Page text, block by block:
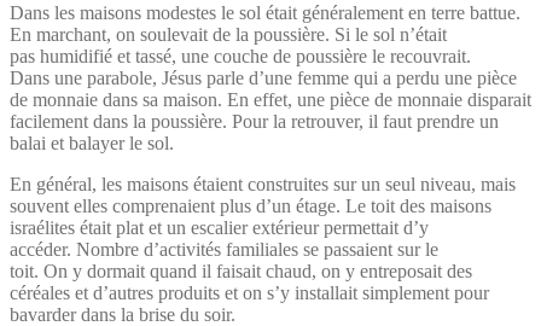
Dans les maisons modestes le sol était généralement en terre battue.
En marchant, on soulevait de la poussière. Si le sol n’était
pas humidifié et tassé, une couche de poussière le recouvrait.
Dans une parabole, Jésus parle d’une femme qui a perdu une pièce
de monnaie dans sa maison. En effet, une pièce de monnaie disparait
facilement dans la poussière. Pour la retrouver, il faut prendre un
balai et balayer le sol.
En général, les maisons étaient construites sur un seul niveau, mais
souvent elles comprenaient plus d’un étage. Le toit des maisons
israélites était plat et un escalier extérieur permettait d’y
accéder. Nombre d’activités familiales se passaient sur le
toit. On y dormait quand il faisait chaud, on y entreposait des
céréales et d’autres produits et on s’y installait simplement pour
bavarder dans la brise du soir.